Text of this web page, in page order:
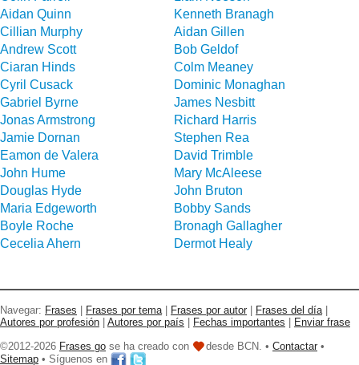
Aidan Quinn
Kenneth Branagh
Cillian Murphy
Aidan Gillen
Andrew Scott
Bob Geldof
Ciaran Hinds
Colm Meaney
Cyril Cusack
Dominic Monaghan
Gabriel Byrne
James Nesbitt
Jonas Armstrong
Richard Harris
Jamie Dornan
Stephen Rea
Eamon de Valera
David Trimble
John Hume
Mary McAleese
Douglas Hyde
John Bruton
Maria Edgeworth
Bobby Sands
Boyle Roche
Bronagh Gallagher
Cecelia Ahern
Dermot Healy
Navegar: Frases | Frases por tema | Frases por autor | Frases del día |
Autores por profesión | Autores por país | Fechas importantes | Enviar frase
©2012-2026 Frases go se ha creado con desde BCN. • Contactar •
Sitemap • Síguenos en